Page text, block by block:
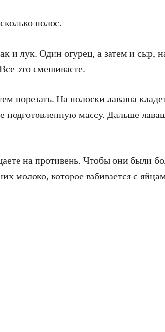
полос.
и лук. Один огурец, а затем и сыр,
это смешиваете.
порезать. На полоски лаваша
подготовленную массу. Дальше
на противень. Чтобы они были
молоко, которое взбивается с